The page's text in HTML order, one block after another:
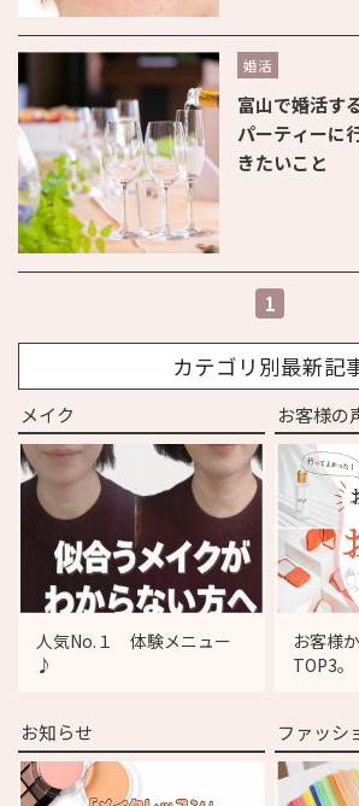
婚活
富山で婚活す
パーティーに
きたいこと
1
カテゴリ別最新記
メイク
人気No.１ 体験メニュー
♪
お客様の
お客様
TOP3。
お知らせ ファッシ